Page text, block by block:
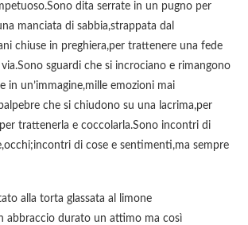
dita serrate in un pugno per
manciata di sabbia,strappata dal
chiuse in preghiera,per trattenere una fede
sguardi che si incrociano e rimangono
in un’immagine,mille emozioni mai
che si chiudono su una lacrima,per
trattenerla e coccolarla.Sono incontri di
di cose e sentimenti,ma sempre
alla torta glassata al limone
abbraccio durato un attimo ma così